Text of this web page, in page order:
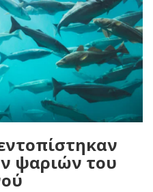
ψαριών του